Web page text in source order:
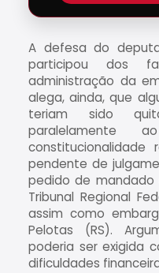
A defesa do
participou dos
administração da
alega, ainda, que
teriam sido
paralelamente
pendente de
pedido de mandado
Tribunal Regional
assim como
Pelotas (RS).
poderia ser exigida
dificuldades